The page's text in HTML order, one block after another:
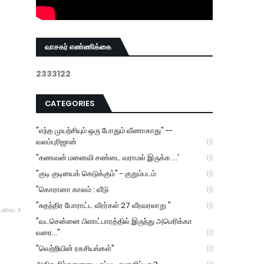
வாசகர் எண்ணிக்கை
2333122
CATEGORIES
"எந்த முயற்சியும் ஒரு போதும் வீணாகாது" --
வலம்புரிஜான்
(1)
"கணவன் மனைவி சண்டை வராமல் இருக்க ...' (1)
"குடி குடியைக் கெடுக்கும்" - குறும்படம் (1)
"கொரானா காலம் : வீடு (1)
"சுதந்திர போராட்ட வீரர்கள் 27 வீரவரலாறு " (1)
"வடசென்னை பிளாட்பாரத்தில் இருந்து அமெரிக்கா
வரை..."
(1)
"வெற்றியின் ரகசியங்கள்" (1)